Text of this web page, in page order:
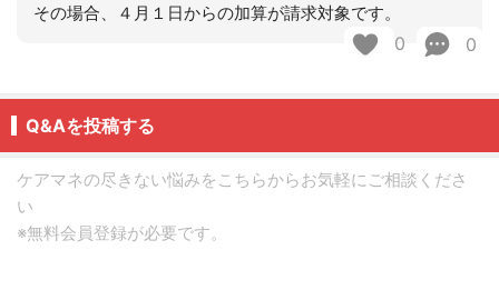
その場合、４月１日からの加算が請求対象です。
0 0
Q&Aを投稿する